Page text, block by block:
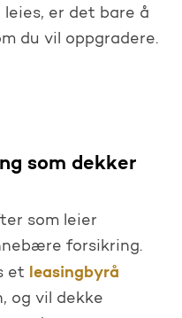
er det bare å
du vil oppgradere.
som dekker
som leier
forsikring.
et leasingbyrå
og vil dekke